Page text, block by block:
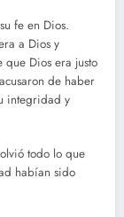
fe en Dios.
a Dios y
que Dios era justo
de haber
integridad y
todo lo que
habían sido